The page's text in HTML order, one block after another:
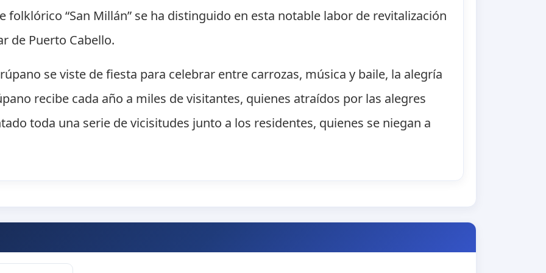
folklórico “San Millán” se ha distinguido en esta notable labor de revitalización
de Puerto Cabello.
se viste de fiesta para celebrar entre carrozas, música y baile, la alegría
recibe cada año a miles de visitantes, quienes atraídos por las alegres
toda una serie de vicisitudes junto a los residentes, quienes se niegan a